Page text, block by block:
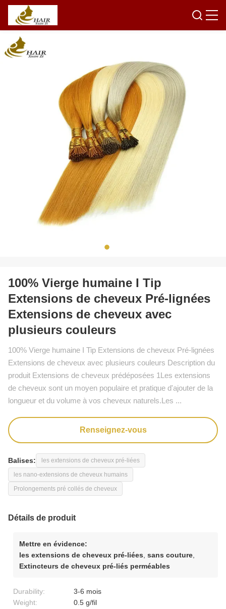
100% Vierge humaine I Tip
Extensions de cheveux Pré-lignées
Extensions de cheveux avec
plusieurs couleurs
100% Vierge humaine I Tip Extensions de cheveux Pré-lignées
Extensions de cheveux avec plusieurs couleurs Description du
produit Extensions de cheveux prédéposées 1Les extensions
de cheveux sont un moyen populaire et pratique d'ajouter de la
longueur et du volume à vos cheveux naturels.Les ...
Renseignez-vous
Balises:
les extensions de cheveux pré-liées
les nano-extensions de cheveux humains
Prolongements pré collés de cheveux
Détails de produit
Mettre en évidence:
les extensions de cheveux pré-liées sans couture
Extincteurs de cheveux pré-liés perméables
Durability:
3-6 mois
Weight:
0.5 g/fil